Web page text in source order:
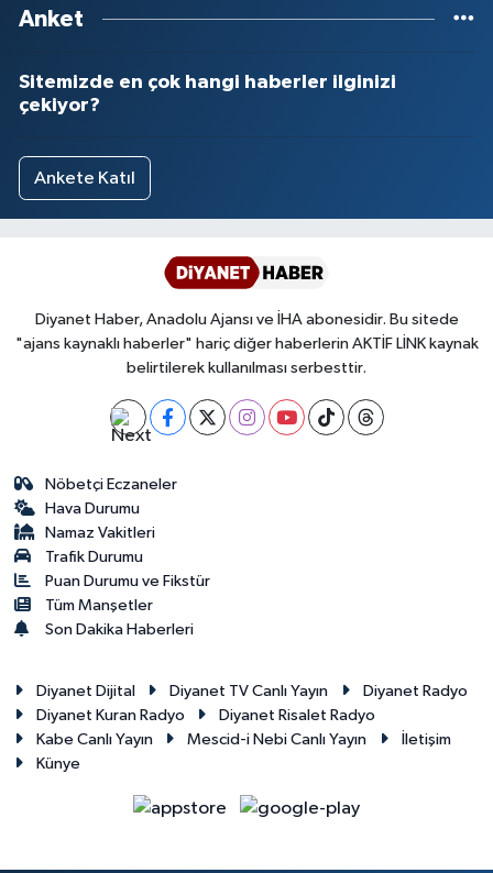
Anket
Sitemizde en çok hangi haberler ilginizi
çekiyor?
Ankete Katıl
Diyanet Haber, Anadolu Ajansı ve İHA abonesidir. Bu sitede
"ajans kaynaklı haberler" hariç diğer haberlerin AKTİF LİNK kaynak
belirtilerek kullanılması serbesttir.
Nöbetçi Eczaneler
Hava Durumu
Namaz Vakitleri
Trafik Durumu
Puan Durumu ve Fikstür
Tüm Manşetler
Son Dakika Haberleri
Diyanet Dijital Diyanet TV Canlı Yayın
Diyanet Radyo
Diyanet Kuran Radyo
Diyanet Risalet Radyo
Kabe Canlı Yayın
Mescid-i Nebi Canlı Yayın
İletişim
Künye